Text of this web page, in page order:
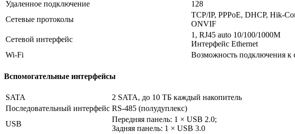
Удаленное подключение
128
Сетевые протоколы
TCP/IP, PPPoE, DHCP, Hik-
ONVIF
Сетевой интерфейс
1, RJ45 auto 10/100/1000M
Интерфейс Ethernet
Wi-Fi
Возможность подключения к
Вспомогательные интерфейсы
SATA
2 SATA, до 10 ТБ каждый накопитель
Последовательный интерфейс RS-485 (полудуплекс)
USB
Передняя панель: 1 × USB 2.0;
Задняя панель: 1 × USB 3.0